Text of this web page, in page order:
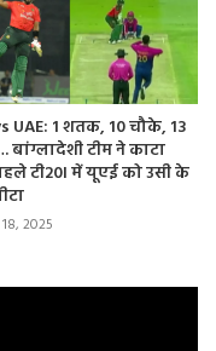
UAE: 1 शतक, 10 चौके, 13
टीम ने काटा
टी20I में यूएई को उसी के
2025